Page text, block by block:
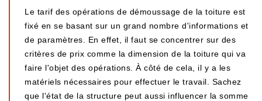
Le tarif des opérations de démoussage de la toiture est
fixé en se basant sur un grand nombre d'informations et
de paramètres. En effet, il faut se concentrer sur des
critères de prix comme la dimension de la toiture qui va
faire l'objet des opérations. À côté de cela, il y a les
matériels nécessaires pour effectuer le travail. Sachez
que l'état de la structure peut aussi influencer la somme